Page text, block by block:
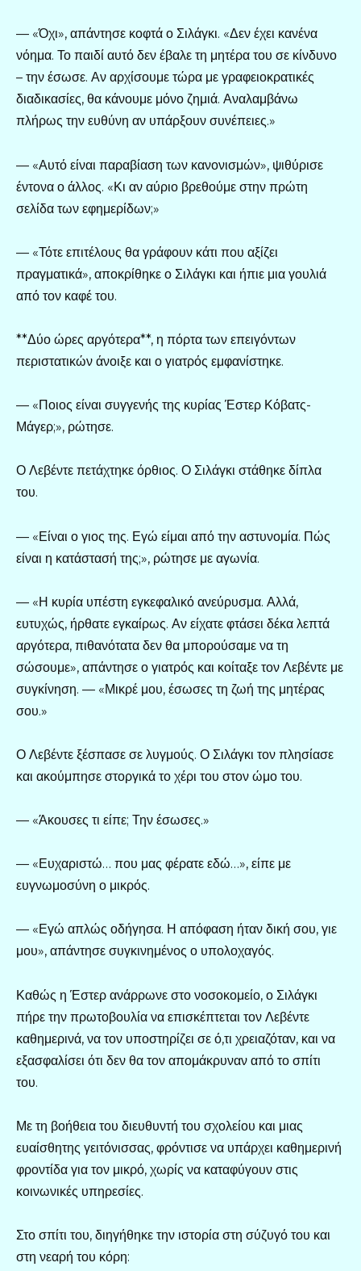
— «Όχι», απάντησε κοφτά ο Σιλάγκι. «Δεν έχει κανένα
νόημα. Το παιδί αυτό δεν έβαλε τη μητέρα του σε κίνδυνο
– την έσωσε. Αν αρχίσουμε τώρα με γραφειοκρατικές
διαδικασίες, θα κάνουμε μόνο ζημιά. Αναλαμβάνω
πλήρως την ευθύνη αν υπάρξουν συνέπειες.»
— «Αυτό είναι παραβίαση των κανονισμών», ψιθύρισε
έντονα ο άλλος. «Κι αν αύριο βρεθούμε στην πρώτη
σελίδα των εφημερίδων;»
— «Τότε επιτέλους θα γράφουν κάτι που αξίζει
πραγματικά», αποκρίθηκε ο Σιλάγκι και ήπιε μια γουλιά
από τον καφέ του.
**Δύο ώρες αργότερα**, η πόρτα των επειγόντων
περιστατικών άνοιξε και ο γιατρός εμφανίστηκε.
— «Ποιος είναι συγγενής της κυρίας Έστερ Κόβατς-
Μάγερ;», ρώτησε.
Ο Λεβέντε πετάχτηκε όρθιος. Ο Σιλάγκι στάθηκε δίπλα
του.
— «Είναι ο γιος της. Εγώ είμαι από την αστυνομία. Πώς
είναι η κατάστασή της;», ρώτησε με αγωνία.
— «Η κυρία υπέστη εγκεφαλικό ανεύρυσμα. Αλλά,
ευτυχώς, ήρθατε εγκαίρως. Αν είχατε φτάσει δέκα λεπτά
αργότερα, πιθανότατα δεν θα μπορούσαμε να τη
σώσουμε», απάντησε ο γιατρός και κοίταξε τον Λεβέντε με
συγκίνηση. — «Μικρέ μου, έσωσες τη ζωή της μητέρας
σου.»
Ο Λεβέντε ξέσπασε σε λυγμούς. Ο Σιλάγκι τον πλησίασε
και ακούμπησε στοργικά το χέρι του στον ώμο του.
— «Άκουσες τι είπε; Την έσωσες.»
— «Ευχαριστώ… που μας φέρατε εδώ…», είπε με
ευγνωμοσύνη ο μικρός.
— «Εγώ απλώς οδήγησα. Η απόφαση ήταν δική σου, γιε
μου», απάντησε συγκινημένος ο υπολοχαγός.
Καθώς η Έστερ ανάρρωνε στο νοσοκομείο, ο Σιλάγκι
πήρε την πρωτοβουλία να επισκέπτεται τον Λεβέντε
καθημερινά, να τον υποστηρίζει σε ό,τι χρειαζόταν, και να
εξασφαλίσει ότι δεν θα τον απομάκρυναν από το σπίτι
του.
Με τη βοήθεια του διευθυντή του σχολείου και μιας
ευαίσθητης γειτόνισσας, φρόντισε να υπάρχει καθημερινή
φροντίδα για τον μικρό, χωρίς να καταφύγουν στις
κοινωνικές υπηρεσίες.
Στο σπίτι του, διηγήθηκε την ιστορία στη σύζυγό του και
στη νεαρή του κόρη: